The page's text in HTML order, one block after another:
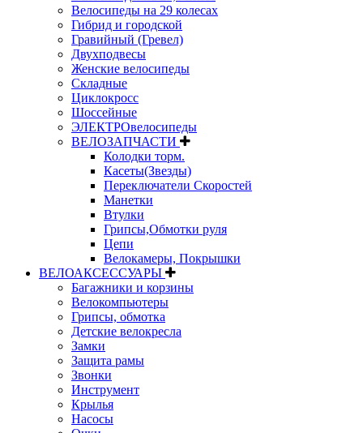
Велосипеды на 29 колесах
Гибрид и городской
Гравийный (Гревел)
Двухподвесы
Женские велосипеды
Складные
Циклокросс
Шоссейные
ЭЛЕКТРОвелосипеды
ВЕЛОЗАПЧАСТИ
Колодки торм.
Касеты(Звезды)
Переключатели Скоростей
Манетки
Втулки
Грипсы,Обмотки руля
Цепи
Велокамеры, Покрышки
ВЕЛОАКСЕССУАРЫ
Багажники и корзины
Велокомпьютеры
Грипсы, обмотка
Детские велокресла
Замки
Защита рамы
Звонки
Инструмент
Крылья
Насосы